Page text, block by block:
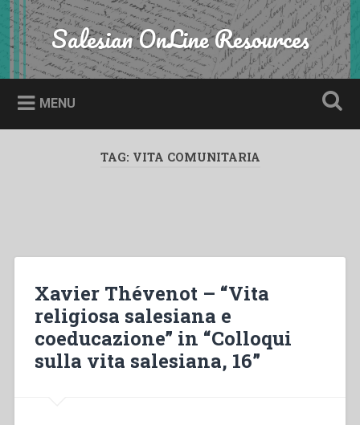
Skip
to
content
Search Salesian OnLine Resources
MENU
TAG: VITA COMUNITARIA
Xavier Thévenot – “Vita
religiosa salesiana e
coeducazione” in “Colloqui
sulla vita salesiana, 16”